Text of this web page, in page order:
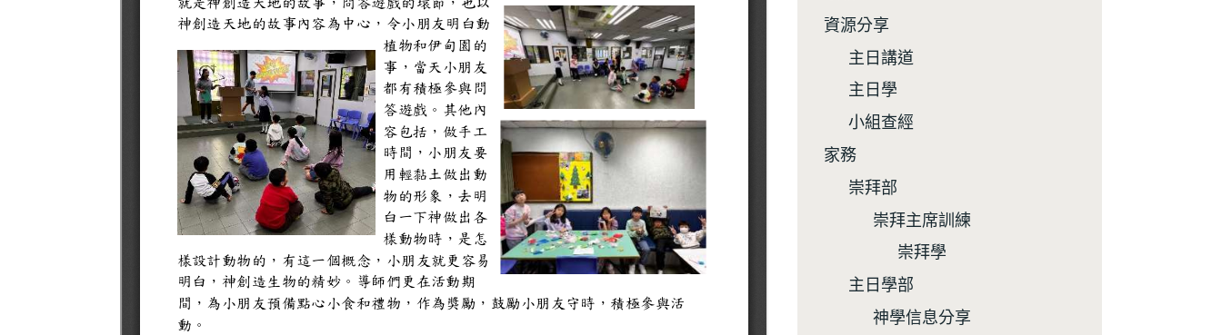
資源分享
主日講道
主日學
小組查經
家務
崇拜部
崇拜主席訓練
崇拜學
主日學部
神學信息分享